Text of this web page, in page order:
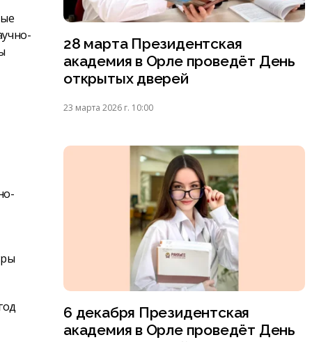
28 марта Президентская
академия в Орле проведёт День
открытых дверей
23 марта 2026 г. 10:00
6 декабря Президентская
академия в Орле проведёт День